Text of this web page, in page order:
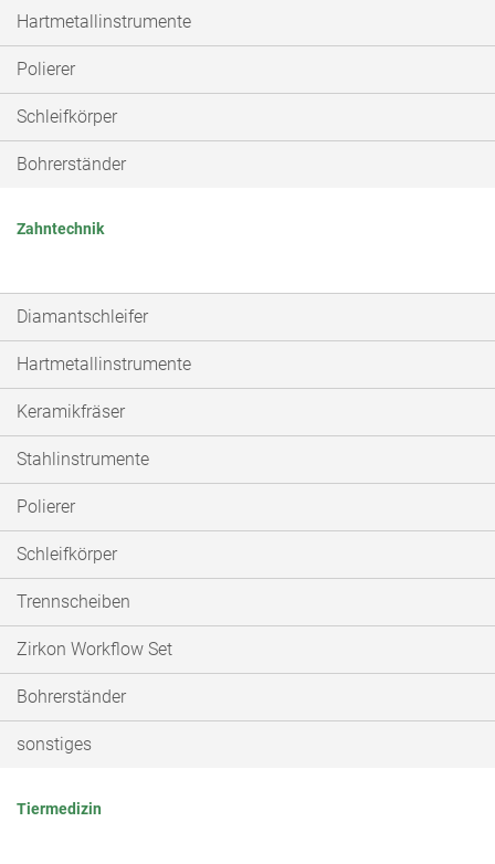
Hartmetallinstrumente
Polierer
Schleifkörper
Bohrerständer
Zahntechnik
Diamantschleifer
Hartmetallinstrumente
Keramikfräser
Stahlinstrumente
Polierer
Schleifkörper
Trennscheiben
Zirkon Workflow Set
Bohrerständer
sonstiges
Tiermedizin